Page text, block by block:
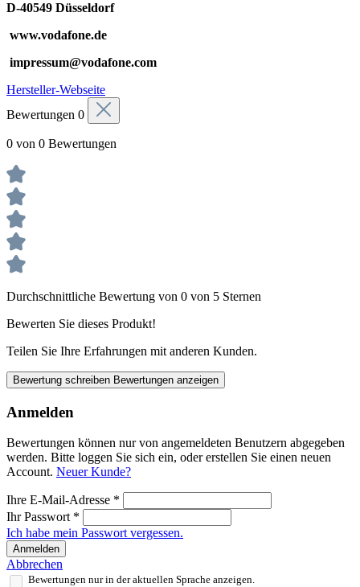
D-40549 Düsseldorf
www.vodafone.de
impressum@vodafone.com
Hersteller-Webseite
Bewertungen 0
0 von 0 Bewertungen
Durchschnittliche Bewertung von 0 von 5 Sternen
Bewerten Sie dieses Produkt!
Teilen Sie Ihre Erfahrungen mit anderen Kunden.
Bewertung schreiben Bewertungen anzeigen
Anmelden
Bewertungen können nur von angemeldeten Benutzern abgegeben
werden. Bitte loggen Sie sich ein, oder erstellen Sie einen neuen
Account. Neuer Kunde?
Ihre E-Mail-Adresse *
Ihr Passwort *
Ich habe mein Passwort vergessen.
Anmelden
Abbrechen
Bewertungen nur in der aktuellen Sprache anzeigen.